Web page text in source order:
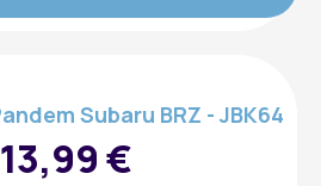
Subaru BRZ - JBK64
13,99 €